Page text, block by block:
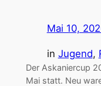
Mai 10,
in Jugend,
Der Askaniercup
Mai statt. Neu